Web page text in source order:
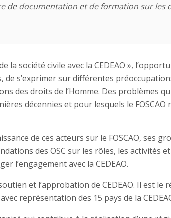
de documentation et de formation sur les
la société civile avec la CEDEAO »,
de s’exprimer sur différentes
des droits de l’Homme. Des problèmes qui
décennies et pour lesquels le FOSCAO
de ces acteurs sur le FOSCAO, ses
des OSC sur les rôles, les activités
l’engagement avec la CEDEAO.
et l’approbation de CEDEAO. Il est le
représentation des 15 pays de la